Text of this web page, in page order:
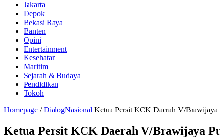
Jakarta
Depok
Bekasi Raya
Banten
Opini
Entertainment
Kesehatan
Maritim
Sejarah & Budaya
Pendidikan
Tokoh
Homepage / DialogNasional Ketua Persit KCK Daerah V/Brawijaya
Ketua Persit KCK Daerah V/Brawijaya